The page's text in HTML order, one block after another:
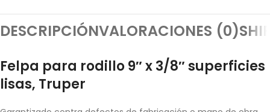
DESCRIPCIÓNVALORACIONES (0)
Felpa para rodillo 9″ x 3/8″ superficies
lisas, Truper